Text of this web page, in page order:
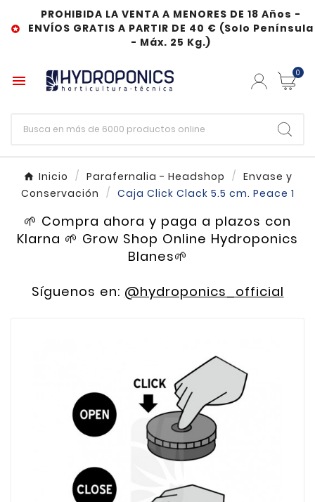

PROHIBIDA LA VENTA A MENORES DE 18 Años -
ENVÍOS GRATIS A PARTIR DE 40 € (Solo Península
- Máx. 25 Kg.)
 0
Inicio Parafernalia - Headshop
Envase y
Conservación
Caja Click Clack 5.5 cm. Peace 1
🌱 Compra ahora y paga a plazos con
Klarna 🌱 Grow Shop Online Hydroponics
Blanes🌱
Síguenos en: @hydroponics_official